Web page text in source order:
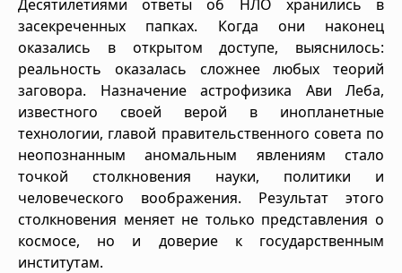
Десятилетиями ответы об НЛО хранились в
засекреченных папках. Когда они наконец
оказались в открытом доступе, выяснилось:
реальность оказалась сложнее любых теорий
заговора. Назначение астрофизика Ави Леба,
известного своей верой в инопланетные
технологии, главой правительственного совета по
неопознанным аномальным явлениям стало
точкой столкновения науки, политики и
человеческого воображения. Результат этого
столкновения меняет не только представления о
космосе, но и доверие к государственным
институтам.